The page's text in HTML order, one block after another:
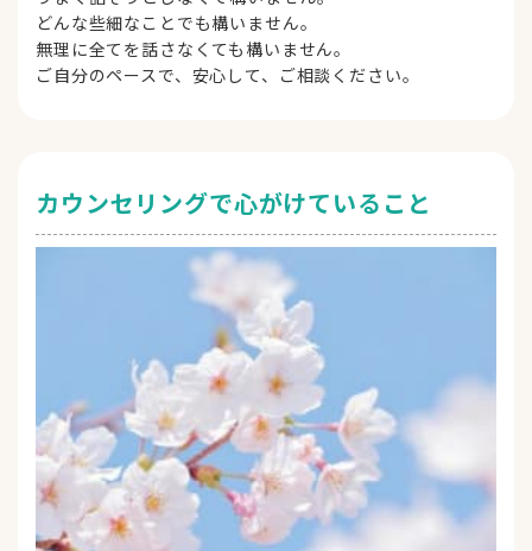
どんな些細なことでも構いません。
無理に全てを話さなくても構いません。
ご自分のペースで、安心して、ご相談ください。
カウンセリングで心がけていること